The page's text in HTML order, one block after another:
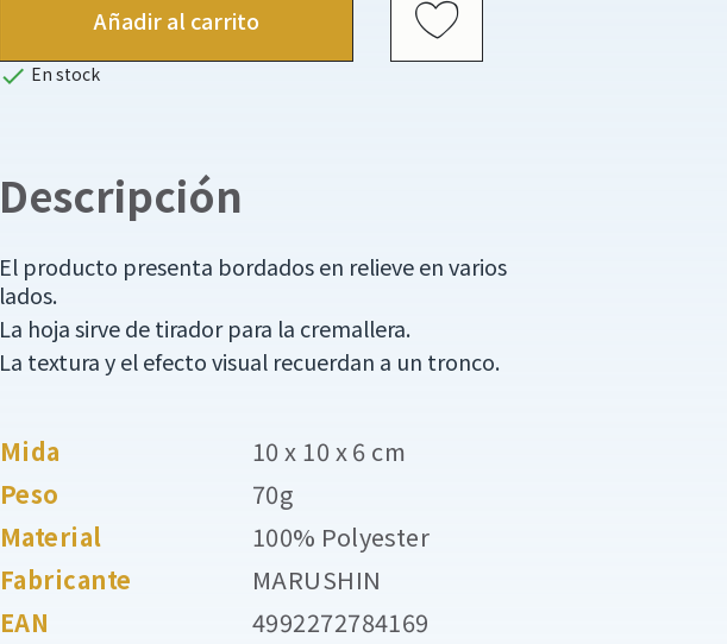
Añadir al carrito
 En stock
Descripción
El producto presenta bordados en relieve en varios
lados.
La hoja sirve de tirador para la cremallera.
La textura y el efecto visual recuerdan a un tronco.
Mida
10 x 10 x 6 cm
Peso
70g
Material
100% Polyester
Fabricante
MARUSHIN
EAN
4992272784169